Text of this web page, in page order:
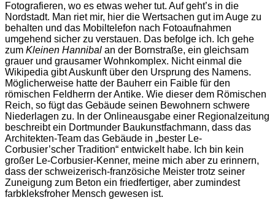
Fotografieren, wo es etwas weher tut. Auf geht’s in die
Nordstadt. Man riet mir, hier die Wertsachen gut im Auge zu
behalten und das Mobiltelefon nach Fotoaufnahmen
umgehend sicher zu verstauen. Das befolge ich. Ich gehe
zum Kleinen Hannibal an der Bornstraße, ein gleichsam
grauer und grausamer Wohnkomplex. Nicht einmal die
Wikipedia gibt Auskunft über den Ursprung des Namens.
Möglicherweise hatte der Bauherr ein Faible für den
römischen Feldherrn der Antike. Wie dieser dem Römischen
Reich, so fügt das Gebäude seinen Bewohnern schwere
Niederlagen zu. In der Onlineausgabe einer Regionalzeitung
beschreibt ein Dortmunder Baukunstfachmann, dass das
Architekten-Team das Gebäude in „bester Le-
Corbusier’scher Tradition“ entwickelt habe. Ich bin kein
großer Le-Corbusier-Kenner, meine mich aber zu erinnern,
dass der schweizerisch-französiche Meister trotz seiner
Zuneigung zum Beton ein friedfertiger, aber zumindest
farbkleksfroher Mensch gewesen ist.